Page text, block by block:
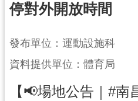
訊
公
告
識
停對外開放時間
發布單位：運動設施科
資料提供單位：體育局
【📢場地公告｜#南